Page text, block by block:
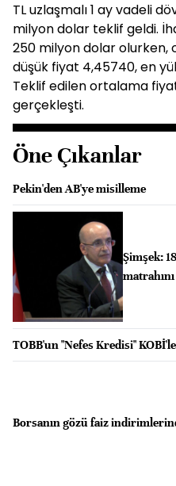
TL uzlaşmalı 1 ay vadeli
milyon dolar teklif geldi.
250 milyon dolar
düşük fiyat 4,45740, en
Teklif edilen ortalama
gerçekleşti.
Öne Çıkanlar
Pekin'den AB'ye misilleme
Şimşek:
TOBB'un "Nefes Kredisi"
Borsanın gözü faiz